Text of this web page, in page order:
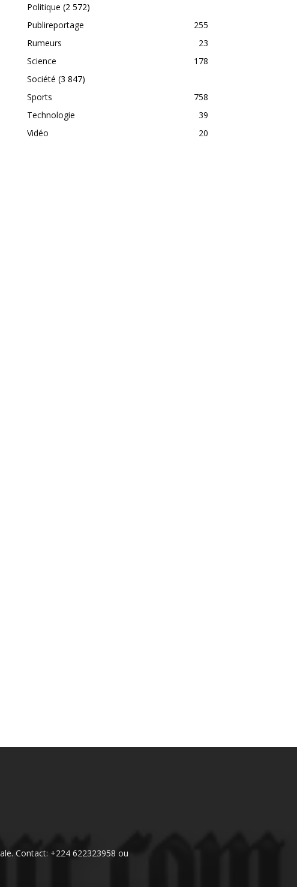
Politique (2 572)
Publireportage
255
Rumeurs
23
Science
178
Société (3 847)
Sports
758
Technologie
39
Vidéo
20
Contact: +224 622323958 ou